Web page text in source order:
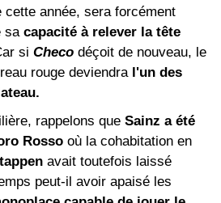
année, sera forcément
sa capacité à relever la tête
si Checo déçoit de nouveau, le
rouge deviendra l'un des
rappelons que Sainz a été
Rosso où la cohabitation en
avait toutefois laissé
peut-il avoir apaisé les